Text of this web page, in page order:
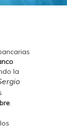
la
.